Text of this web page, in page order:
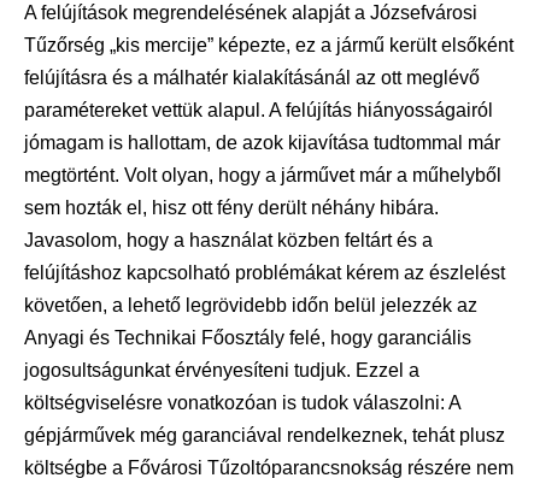
A felújítások megrendelésének alapját a Józsefvárosi
Tűzőrség „kis mercije” képezte, ez a jármű került elsőként
felújításra és a málhatér kialakításánál az ott meglévő
paramétereket vettük alapul. A felújítás hiányosságairól
jómagam is hallottam, de azok kijavítása tudtommal már
megtörtént. Volt olyan, hogy a járművet már a műhelyből
sem hozták el, hisz ott fény derült néhány hibára.
Javasolom, hogy a használat közben feltárt és a
felújításhoz kapcsolható problémákat kérem az észlelést
követően, a lehető legrövidebb időn belül jelezzék az
Anyagi és Technikai Főosztály felé, hogy garanciális
jogosultságunkat érvényesíteni tudjuk. Ezzel a
költségviselésre vonatkozóan is tudok válaszolni: A
gépjárművek még garanciával rendelkeznek, tehát plusz
költségbe a Fővárosi Tűzoltóparancsnokság részére nem